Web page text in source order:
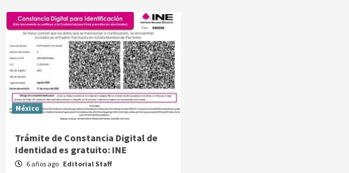
México
Trámite de Constancia Digital de
Identidad es gratuito: INE
6 años ago Editorial Staff